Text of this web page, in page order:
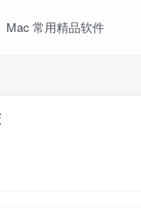
Mac 常用精品软件